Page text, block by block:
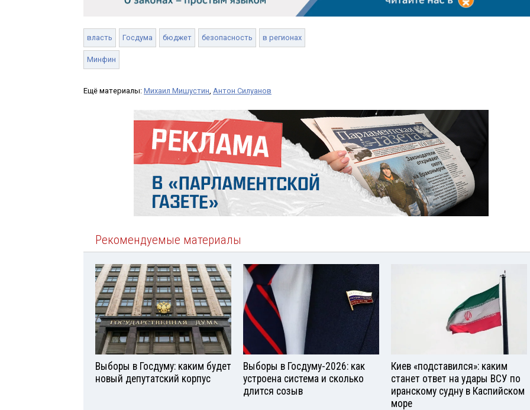
власть Госдума бюджет безопасность в регионах
Минфин
Ещё материалы: Михаил Мишустин Антон Силуанов
Рекомендуемые материалы
Выборы в Госдуму: каким будет
новый депутатский корпус
Выборы в Госдуму-2026: как
устроена система и сколько
длится созыв
Киев «подставился»: каким
станет ответ на удары ВСУ по
иранскому судну в Каспийском
море